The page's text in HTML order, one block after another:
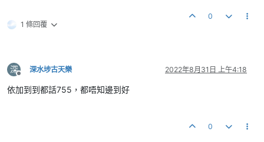
1 條回覆
0
深
離線
深水埗古天樂 2022年8月31日 上午4:18
依加到到都話755，都唔知邊到好
0